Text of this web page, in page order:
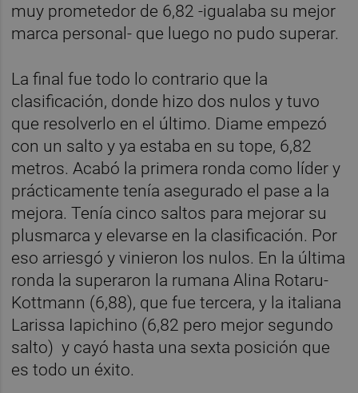
muy prometedor de 6,82 -igualaba su mejor
marca personal- que luego no pudo superar.
La final fue todo lo contrario que la
clasificación, donde hizo dos nulos y tuvo
que resolverlo en el último. Diame empezó
con un salto y ya estaba en su tope, 6,82
metros. Acabó la primera ronda como líder y
prácticamente tenía asegurado el pase a la
mejora. Tenía cinco saltos para mejorar su
plusmarca y elevarse en la clasificación. Por
eso arriesgó y vinieron los nulos. En la última
ronda la superaron la rumana Alina Rotaru-
Kottmann (6,88), que fue tercera, y la italiana
Larissa Iapichino (6,82 pero mejor segundo
salto) y cayó hasta una sexta posición que
es todo un éxito.